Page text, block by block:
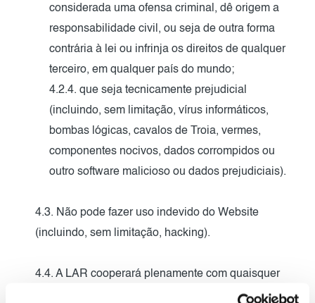
considerada uma ofensa criminal, dê origem a
responsabilidade civil, ou seja de outra forma
contrária à lei ou infrinja os direitos de qualquer
terceiro, em qualquer país do mundo;
4.2.4. que seja tecnicamente prejudicial
(incluindo, sem limitação, vírus informáticos,
bombas lógicas, cavalos de Troia, vermes,
componentes nocivos, dados corrompidos ou
outro software malicioso ou dados prejudiciais).
4.3. Não pode fazer uso indevido do Website
(incluindo, sem limitação, hacking).
4.4. A LAR cooperará plenamente com quaisquer
autoridades policiais ou ordem judicial solicitando ou